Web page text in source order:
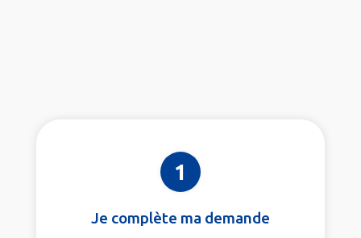
1
Je complète ma demande